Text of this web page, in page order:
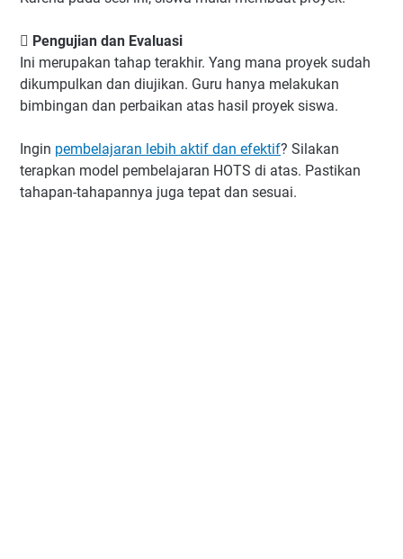
 Pengujian dan Evaluasi
Ini merupakan tahap terakhir. Yang mana proyek sudah
dikumpulkan dan diujikan. Guru hanya melakukan
bimbingan dan perbaikan atas hasil proyek siswa.
Ingin pembelajaran lebih aktif dan efektif? Silakan
terapkan model pembelajaran HOTS di atas. Pastikan
tahapan-tahapannya juga tepat dan sesuai.